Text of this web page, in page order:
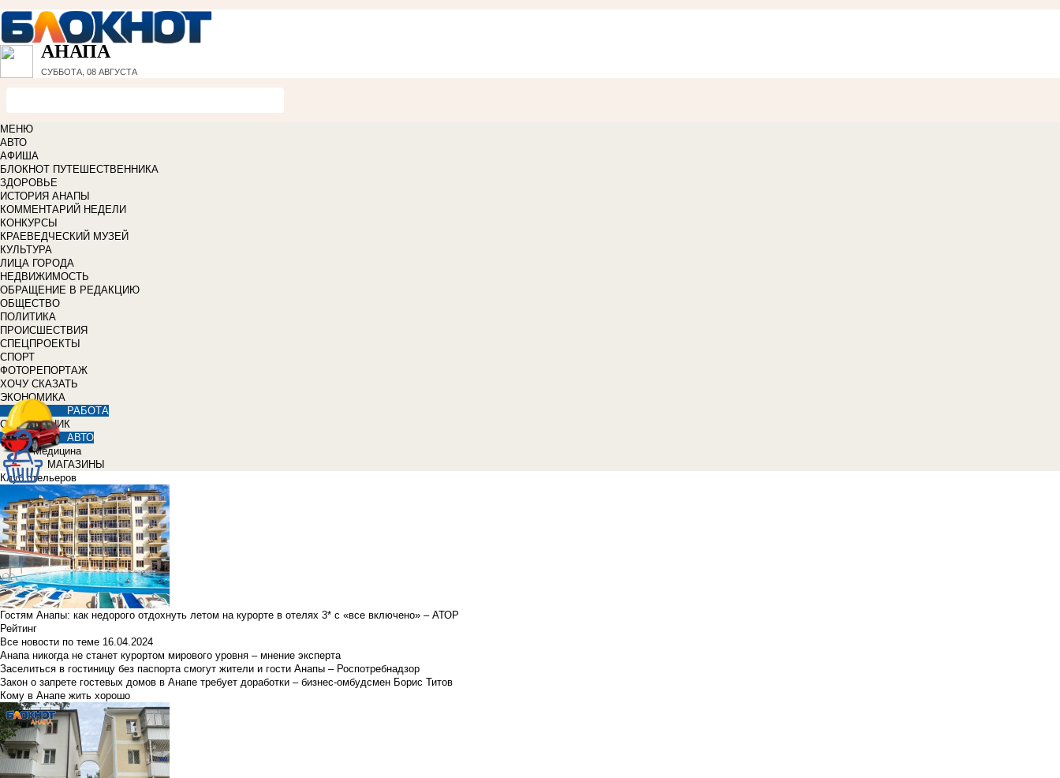
АНАПА
СУББОТА, 08 АВГУСТА
МЕНЮ
АВТО
АФИША
БЛОКНОТ ПУТЕШЕСТВЕННИКА
ЗДОРОВЬЕ
ИСТОРИЯ АНАПЫ
КОММЕНТАРИЙ НЕДЕЛИ
КОНКУРСЫ
КРАЕВЕДЧЕСКИЙ МУЗЕЙ
КУЛЬТУРА
ЛИЦА ГОРОДА
НЕДВИЖИМОСТЬ
ОБРАЩЕНИЕ В РЕДАКЦИЮ
ОБЩЕСТВО
ПОЛИТИКА
ПРОИСШЕСТВИЯ
СПЕЦПРОЕКТЫ
СПОРТ
ФОТОРЕПОРТАЖ
ХОЧУ СКАЗАТЬ
ЭКОНОМИКА
РАБОТА
СПРАВОЧНИК
АВТО
Медицина
МАГАЗИНЫ
Клуб отельеров
Гостям Анапы: как недорого отдохнуть летом на курорте в отелях 3* с «все включено» – АТОР
Рейтинг
Все новости по теме 16.04.2024
Анапа никогда не станет курортом мирового уровня – мнение эксперта
Заселиться в гостиницу без паспорта смогут жители и гости Анапы – Роспотребнадзор
Закон о запрете гостевых домов в Анапе требует доработки – бизнес-омбудсмен Борис Титов
Кому в Анапе жить хорошо